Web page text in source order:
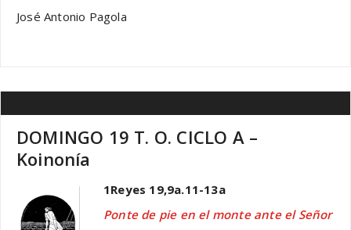
José Antonio Pagola
DOMINGO 19 T. O. CICLO A –
Koinonía
1Reyes 19,9a.11-13a
Ponte de pie en el monte ante el Señor